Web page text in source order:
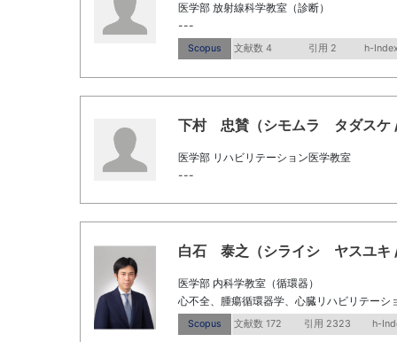
医学部 放射線科学教室（診断）
---
Scopus 文献数 4 引用 2 h-
下村 忠賛（シモムラ タダスケ
医学部 リハビリテーション医学教室
---
白石 泰之（シライシ ヤスユキ
医学部 内科学教室（循環器）
心不全、腫瘍循環器学、心臓リハビリテーシ
Scopus 文献数 172 引用 2323 h-